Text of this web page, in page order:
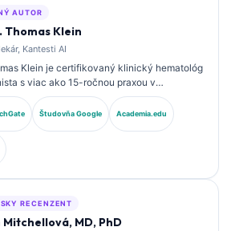
AUTOR
Thomas Klein
Kantesti AI
Klein je certifikovaný klinický hematológ
s viac ako 15-ročnou praxou v
medicíne a analýze klinických údajov s
AI. Ako hlavný lekársky riaditeľ v
Kantesti AI poskytuje klinický dohľad nad
presnosťou proprietárnej neurónovej
Klein publikoval rozsiahle práce o
biomarkerov a laboratórnej diagnostike v
medicíny.
Študovňa Google Academia.edu
RECENZENT
MD, PhD